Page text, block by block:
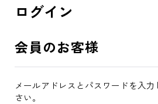
ログイン
会員のお客様
メールアドレスとパスワードを入
さい。